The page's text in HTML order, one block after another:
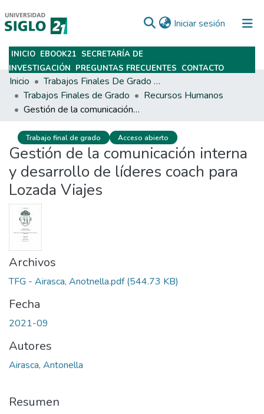
Iniciar sesión (current)
Subir
INICIO EBOOK21 SECRETARÍA DE
INVESTIGACIÓN PREGUNTAS FRECUENTES CONTACTO
Inicio
Trabajos Finales De Grado Y Posgrado
Trabajos Finales de Grado
Recursos Humanos
Gestión de la comunicación interna y desarrollo de líderes coach para Lozada Viajes
Trabajo final de grado Acceso abierto
Gestión de la comunicación interna
y desarrollo de líderes coach para
Lozada Viajes
Archivos
TFG - Airasca, Anotnella.pdf(544.73 KB)
Fecha
2021-09
Autores
Airasca, Antonella
Resumen